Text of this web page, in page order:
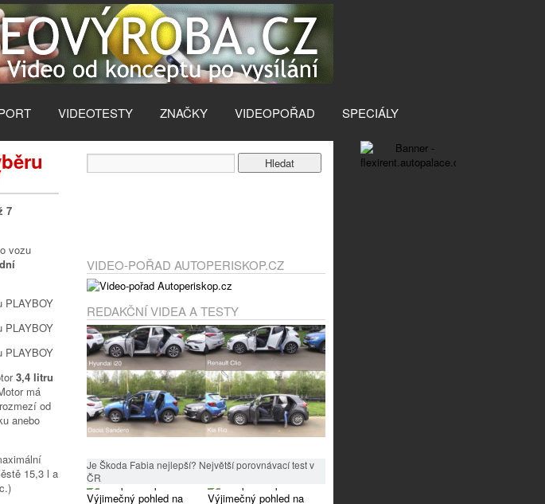
VIDEOTESTY ZNAČKY VIDEOPOŘAD SPECIÁLY
7
vozu
3,4 litru
má
od
anebo
15,3 l a
VIDEO-POŘAD AUTOPERISKOP.CZ
REDAKČNÍ VIDEA A TESTY
Je Škoda Fabia nejlepší? Největší porovnávací test v
ČR